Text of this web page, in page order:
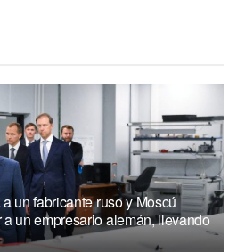
un fabricante ruso y Moscú
un empresario alemán, llevando